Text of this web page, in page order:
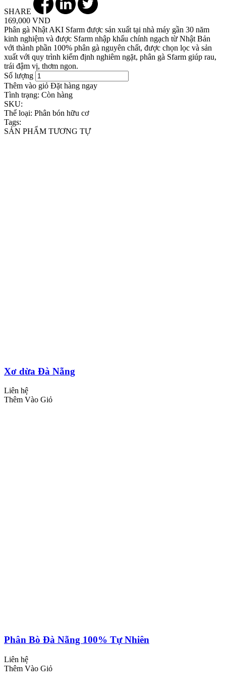
SHARE
169,000 VND
Phân gà Nhật AKI Sfarm được sản xuất tại nhà máy gần 30 năm
kinh nghiệm và được Sfarm nhập khẩu chính ngạch từ Nhật Bản
với thành phần 100% phân gà nguyên chất, được chọn lọc và sản
xuất với quy trình kiểm định nghiêm ngặt, phân gà Sfarm giúp rau,
trái đậm vị, thơm ngon.
Số lượng
Thêm vào giỏ Đặt hàng ngay
Tình trạng: Còn hàng
SKU:
Thể loại: Phân bón hữu cơ
Tags:
SẢN PHẨM TƯƠNG TỰ
Xơ dừa Đà Nẵng
Liên hệ
Thêm Vào Giỏ
Phân Bò Đà Nẵng 100% Tự Nhiên
Liên hệ
Thêm Vào Giỏ